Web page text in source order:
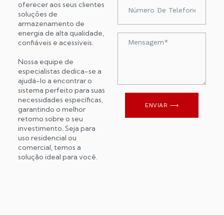
oferecer aos seus clientes
soluções de
armazenamento de
energia de alta qualidade,
confiáveis ​​e acessíveis.
Nossa equipe de
especialistas dedica-se a
ajudá-lo a encontrar o
sistema perfeito para suas
necessidades específicas,
garantindo o melhor
retorno sobre o seu
investimento. Seja para
uso residencial ou
comercial, temos a
solução ideal para você.
telefonu
ENVIAR ⟶